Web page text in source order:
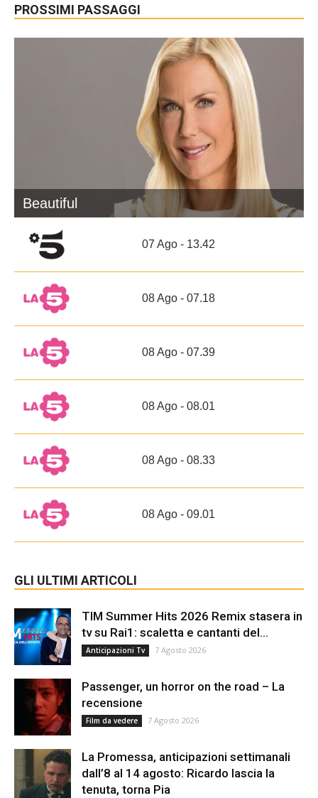
PROSSIMI PASSAGGI
Beautiful
07 Ago - 13.42
08 Ago - 07.18
08 Ago - 07.39
08 Ago - 08.01
08 Ago - 08.33
08 Ago - 09.01
GLI ULTIMI ARTICOLI
TIM Summer Hits 2026 Remix stasera in
tv su Rai1: scaletta e cantanti del...
Anticipazioni Tv 7 Agosto 2026
Passenger, un horror on the road – La
recensione
Film da vedere 7 Agosto 2026
La Promessa, anticipazioni settimanali
dall’8 al 14 agosto: Ricardo lascia la
tenuta, torna Pia